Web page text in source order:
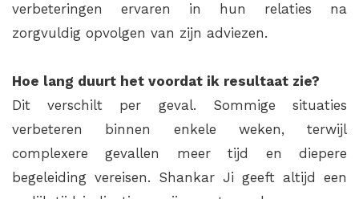
verbeteringen ervaren in hun relaties na
zorgvuldig opvolgen van zijn adviezen.
Hoe lang duurt het voordat ik resultaat zie?
Dit verschilt per geval. Sommige situaties
verbeteren binnen enkele weken, terwijl
complexere gevallen meer tijd en diepere
begeleiding vereisen. Shankar Ji geeft altijd een